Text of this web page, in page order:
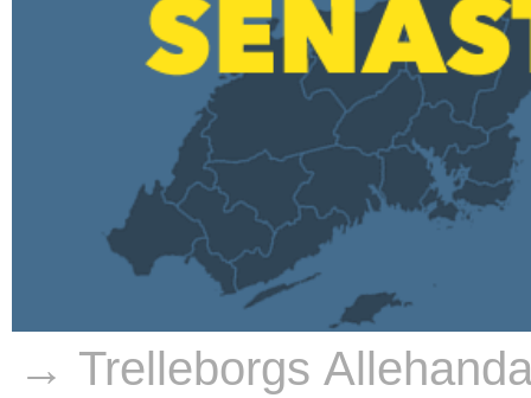
→ Trelleborgs